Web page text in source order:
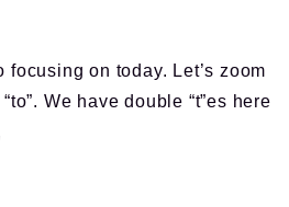
on today. Let’s zoom
We have double “t”es here